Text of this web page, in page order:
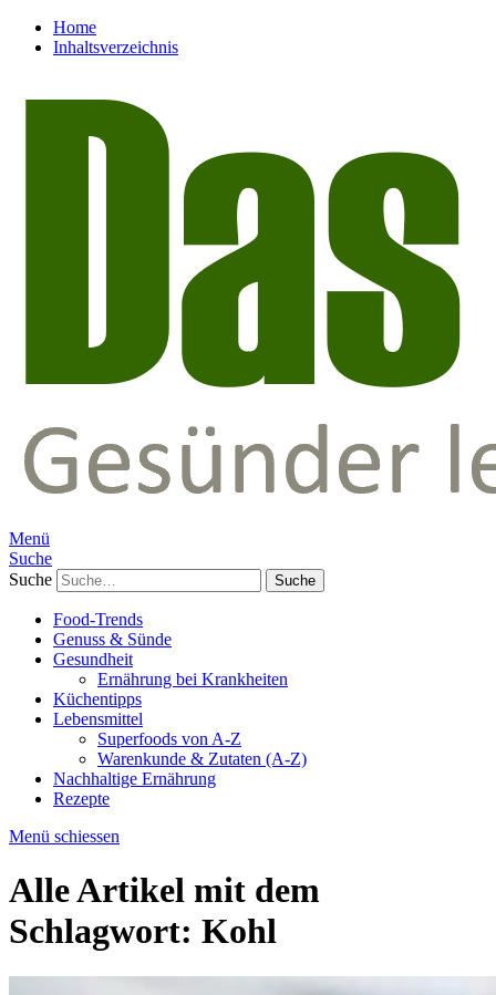
Home
Inhaltsverzeichnis
Menü
Suche
Suche
Food-Trends
Genuss & Sünde
Gesundheit
Ernährung bei Krankheiten
Küchentipps
Lebensmittel
Superfoods von A-Z
Warenkunde & Zutaten (A-Z)
Nachhaltige Ernährung
Rezepte
Menü schiessen
Alle Artikel mit dem
Schlagwort: Kohl